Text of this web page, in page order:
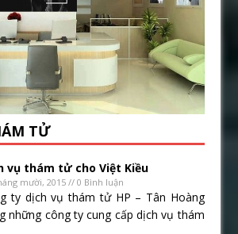
TỬ
vụ thám tử cho Việt Kiều
mười, 2015 // 0 Bình luận
ty dịch vụ thám tử HP – Tân Hoàng
những công ty cung cấp dịch vụ thám